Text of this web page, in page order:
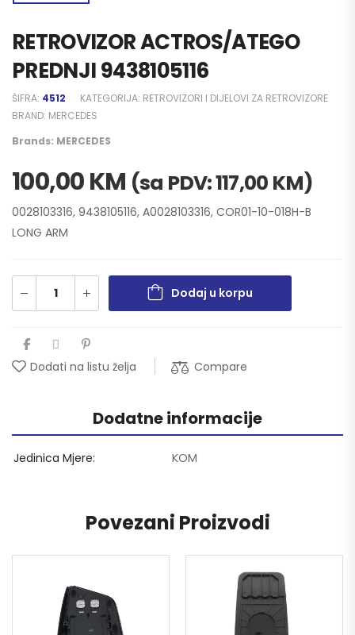
RETROVIZOR ACTROS/ATEGO
PREDNJI 9438105116
ŠIFRA: 4512 KATEGORIJA: RETROVIZORI I DIJELOVI ZA RETROVIZORE
BRAND: MERCEDES
Brands: MERCEDES
100,00KM (sa PDV:117,00 KM)
0028103316, 9438105116, A0028103316, COR01-10-018H-B
LONG ARM
Dodaj u korpu
Dodati na listu želja Compare
Dodatne informacije
Jedinica Mjere KOM
Povezani Proizvodi